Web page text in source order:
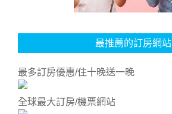
最推薦的訂房網站
最多訂房優惠/住十晚送一晚
全球最大訂房/機票網站